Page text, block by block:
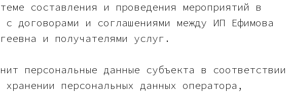
составления и проведения мероприятий в
с договорами и соглашениями между ИП Ефимова
и получателями услуг.
персональные данные субъекта в соответствии
хранении персональных данных оператора,